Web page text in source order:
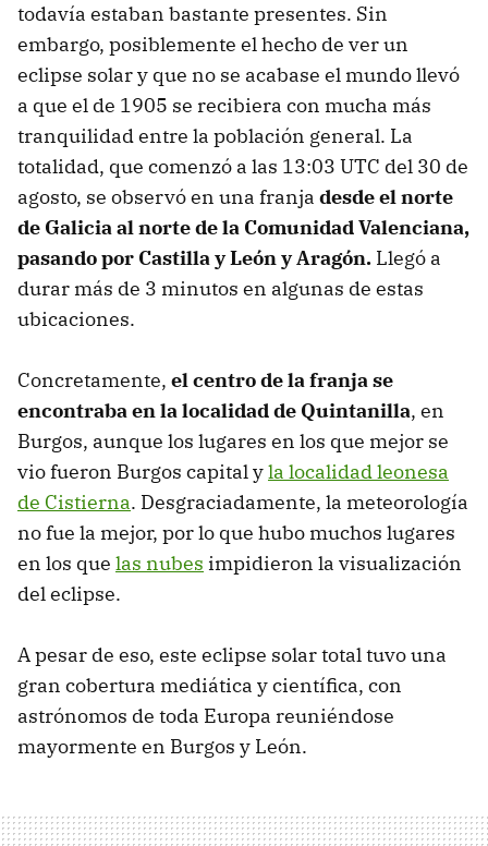
todavía estaban bastante presentes. Sin
embargo, posiblemente el hecho de ver un
eclipse solar y que no se acabase el mundo llevó
a que el de 1905 se recibiera con mucha más
tranquilidad entre la población general. La
totalidad, que comenzó a las 13:03 UTC del 30 de
agosto, se observó en una franja desde el norte
de Galicia al norte de la Comunidad Valenciana,
pasando por Castilla y León y Aragón. Llegó a
durar más de 3 minutos en algunas de estas
ubicaciones.
Concretamente, el centro de la franja se
encontraba en la localidad de Quintanilla, en
Burgos, aunque los lugares en los que mejor se
vio fueron Burgos capital yla localidad leonesa
de Cistierna. Desgraciadamente, la meteorología
no fue la mejor, por lo que hubo muchos lugares
en los que las nubes impidieron la visualización
del eclipse.
A pesar de eso, este eclipse solar total tuvo una
gran cobertura mediática y científica, con
astrónomos de toda Europa reuniéndose
mayormente en Burgos y León.